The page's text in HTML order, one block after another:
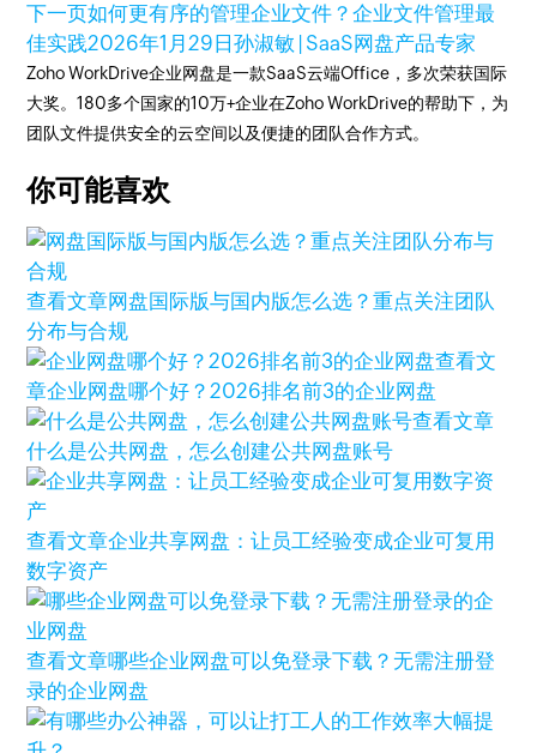
下一页如何更有序的管理企业文件？企业文件管理最
佳实践2026年1月29日孙淑敏 | SaaS网盘产品专家
Zoho WorkDrive企业网盘是一款SaaS云端Office，多次荣获国际
大奖。180多个国家的10万+企业在Zoho WorkDrive的帮助下，为
团队文件提供安全的云空间以及便捷的团队合作方式。
你可能喜欢
查看文章网盘国际版与国内版怎么选？重点关注团队
分布与合规
查看文
章企业网盘哪个好？2026排名前3的企业网盘
查看文章
什么是公共网盘，怎么创建公共网盘账号
查看文章企业共享网盘：让员工经验变成企业可复用
数字资产
查看文章哪些企业网盘可以免登录下载？无需注册登
录的企业网盘